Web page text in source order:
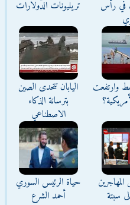
في رأس
تريليونات الدولارات
وارتفعت
اليابان تتحدى الصين
بترسانة الذكاء
الاصطناعي
سبتة
حياة الرئيس السوري
أحمد الشرع